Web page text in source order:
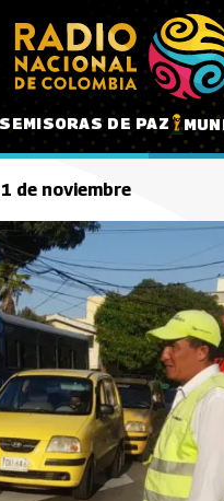
EMISORAS DE PAZ
de noviembre